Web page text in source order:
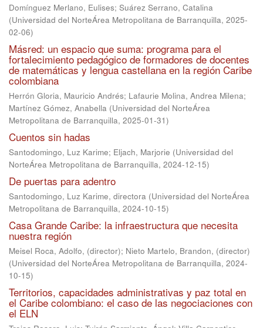
Domínguez Merlano, Eulises; Suárez Serrano, Catalina
(Universidad del NorteÁrea Metropolitana de Barranquilla, 2025-
02-06)
Másred: un espacio que suma: programa para el
fortalecimiento pedagógico de formadores de docentes
de matemáticas y lengua castellana en la región Caribe
colombiana
Herrón Gloria, Mauricio Andrés; Lafaurie Molina, Andrea Milena;
Martínez Gómez, Anabella (Universidad del NorteÁrea
Metropolitana de Barranquilla, 2025-01-31)
Cuentos sin hadas
Santodomingo, Luz Karime; Eljach, Marjorie (Universidad del
NorteÁrea Metropolitana de Barranquilla, 2024-12-15)
De puertas para adentro
Santodomingo, Luz Karime, directora (Universidad del NorteÁrea
Metropolitana de Barranquilla, 2024-10-15)
Casa Grande Caribe: la infraestructura que necesita
nuestra región
Meisel Roca, Adolfo, (director); Nieto Martelo, Brandon, (director)
(Universidad del NorteÁrea Metropolitana de Barranquilla, 2024-
10-15)
Territorios, capacidades administrativas y paz total en
el Caribe colombiano: el caso de las negociaciones con
el ELN